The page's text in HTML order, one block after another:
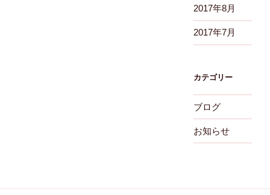
2017年8月
2017年7月
カテゴリー
ブログ
お知らせ